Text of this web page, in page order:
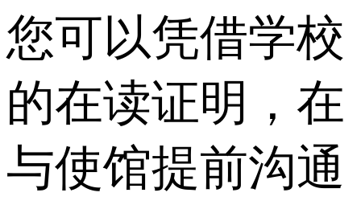
您可以凭借学校
的在读证明，在
与使馆提前沟通